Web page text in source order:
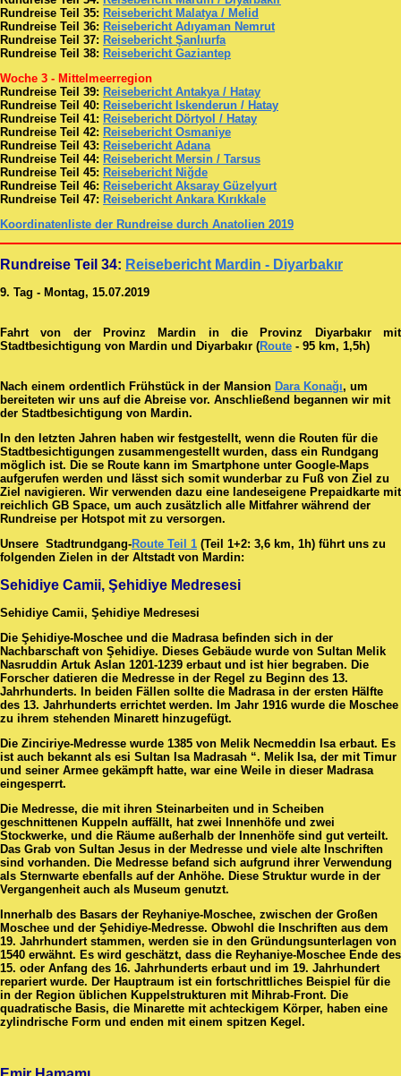
Rundreise Teil 35: Reisebericht Malatya / Melid
Rundreise Teil 36: Reisebericht Adıyaman Nemrut
Rundreise Teil 37: Reisebericht Şanlıurfa
Rundreise Teil 38: Reisebericht Gaziantep
Woche 3 - Mittelmeerregion
Rundreise Teil 39: Reisebericht Antakya / Hatay
Rundreise Teil 40: Reisebericht Iskenderun / Hatay
Rundreise Teil 41: Reisebericht Dörtyol / Hatay
Rundreise Teil 42: Reisebericht Osmaniye
Rundreise Teil 43: Reisebericht Adana
Rundreise Teil 44: Reisebericht Mersin / Tarsus
Rundreise Teil 45: Reisebericht Niğde
Rundreise Teil 46: Reisebericht Aksaray Güzelyurt
Rundreise Teil 47: Reisebericht Ankara Kırıkkale
Koordinatenliste der Rundreise durch Anatolien 2019
Rundreise Teil 34: Reisebericht Mardin - Diyarbakır
9. Tag - Montag, 15.07.2019
Fahrt von der Provinz Mardin in die Provinz Diyarbakır mit
Stadtbesichtigung von Mardin und Diyarbakır (Route - 95 km, 1,5h)
Nach einem ordentlich Frühstück in der Mansion Dara Konağı, um
bereiteten wir uns auf die Abreise vor. Anschließend begannen wir mit
der Stadtbesichtigung von Mardin.
In den letzten Jahren haben wir festgestellt, wenn die Routen für die
Stadtbesichtigungen zusammengestellt wurden, dass ein Rundgang
möglich ist. Die se Route kann im Smartphone unter Google-Maps
aufgerufen werden und lässt sich somit wunderbar zu Fuß von Ziel zu
Ziel navigieren. Wir verwenden dazu eine landeseigene Prepaidkarte mit
reichlich GB Space, um auch zusätzlich alle Mitfahrer während der
Rundreise per Hotspot mit zu versorgen.
Unsere Stadtrundgang-Route Teil 1 (Teil 1+2: 3,6 km, 1h) führt uns zu
folgenden Zielen in der Altstadt von Mardin:
Sehidiye Camii, Şehidiye Medresesi
Sehidiye Camii, Şehidiye Medresesi
Die Şehidiye-Moschee und die Madrasa befinden sich in der
Nachbarschaft von Şehidiye. Dieses Gebäude wurde von Sultan Melik
Nasruddin Artuk Aslan 1201-1239 erbaut und ist hier begraben. Die
Forscher datieren die Medresse in der Regel zu Beginn des 13.
Jahrhunderts. In beiden Fällen sollte die Madrasa in der ersten Hälfte
des 13. Jahrhunderts errichtet werden. Im Jahr 1916 wurde die Moschee
zu ihrem stehenden Minarett hinzugefügt.
Die Zinciriye-Medresse wurde 1385 von Melik Necmeddin Isa erbaut. Es
ist auch bekannt als esi Sultan Isa Madrasah “. Melik Isa, der mit Timur
und seiner Armee gekämpft hatte, war eine Weile in dieser Madrasa
eingesperrt.
Die Medresse, die mit ihren Steinarbeiten und in Scheiben
geschnittenen Kuppeln auffällt, hat zwei Innenhöfe und zwei
Stockwerke, und die Räume außerhalb der Innenhöfe sind gut verteilt.
Das Grab von Sultan Jesus in der Medresse und viele alte Inschriften
sind vorhanden. Die Medresse befand sich aufgrund ihrer Verwendung
als Sternwarte ebenfalls auf der Anhöhe. Diese Struktur wurde in der
Vergangenheit auch als Museum genutzt.
Innerhalb des Basars der Reyhaniye-Moschee, zwischen der Großen
Moschee und der Şehidiye-Medresse. Obwohl die Inschriften aus dem
19. Jahrhundert stammen, werden sie in den Gründungsunterlagen von
1540 erwähnt. Es wird geschätzt, dass die Reyhaniye-Moschee Ende des
15. oder Anfang des 16. Jahrhunderts erbaut und im 19. Jahrhundert
repariert wurde. Der Hauptraum ist ein fortschrittliches Beispiel für die
in der Region üblichen Kuppelstrukturen mit Mihrab-Front. Die
quadratische Basis, die Minarette mit achteckigem Körper, haben eine
zylindrische Form und enden mit einem spitzen Kegel.